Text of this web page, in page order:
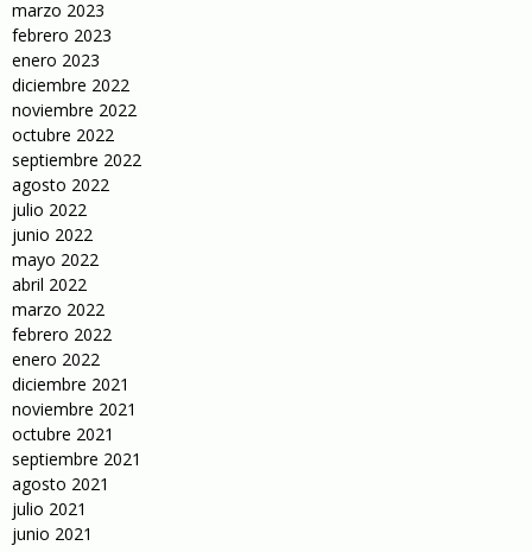
marzo 2023
febrero 2023
enero 2023
diciembre 2022
noviembre 2022
octubre 2022
septiembre 2022
agosto 2022
julio 2022
junio 2022
mayo 2022
abril 2022
marzo 2022
febrero 2022
enero 2022
diciembre 2021
noviembre 2021
octubre 2021
septiembre 2021
agosto 2021
julio 2021
junio 2021